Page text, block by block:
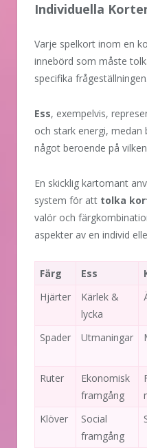
Individuella
Varje spelkort inom en
innebörd som måste
specifika frågeställningen.
Ess, exempelvis,
och stark energi, medan
något beroende på
En skicklig kartomant
system för att tolka
valör och
aspekter av en individ
Färg Ess
Hjärter
Kärlek &
lycka
Spader Utmaningar
Ruter
Ekonomisk
framgång
Klöver
Social
framgång